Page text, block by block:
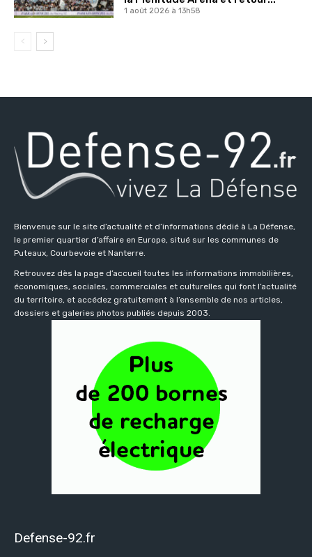
1 août 2026 à 13h58
Bienvenue sur le site d’actualité et d’informations dédié à La Défense,
le premier quartier d’affaire en Europe, situé sur les communes de
Puteaux, Courbevoie et Nanterre.
Retrouvez dès la page d’accueil toutes les informations immobilières,
économiques, sociales, commerciales et culturelles qui font l’actualité
du territoire, et accédez gratuitement à l’ensemble de nos articles,
dossiers et galeries photos publiés depuis 2003.
Defense-92.fr